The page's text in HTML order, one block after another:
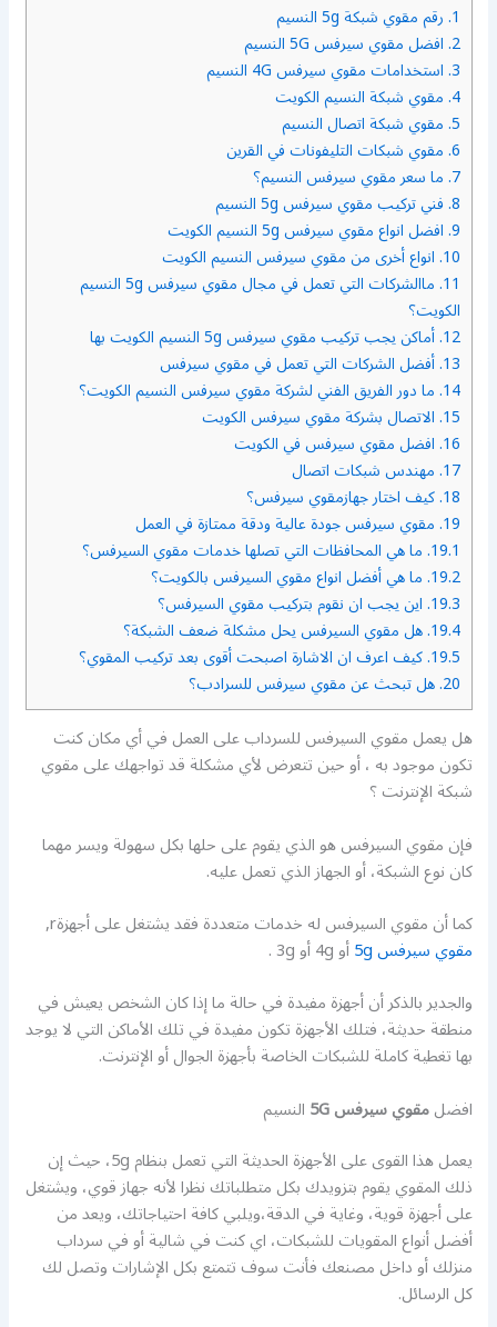
1. رقم مقوي شبكة 5g النسيم
2. افضل مقوي سيرفس 5G النسيم
3. استخدامات مقوي سيرفس 4G النسيم
4. مقوي شبكة النسيم الكويت
5. مقوي شبكة اتصال النسيم
6. مقوي شبكات التليفونات في القرين
7. ما سعر مقوي سيرفس النسيم؟
8. فني تركيب مقوي سيرفس 5g النسيم
9. افضل انواع مقوي سيرفس 5g النسيم الكويت
10. انواع أخرى من مقوي سيرفس النسيم الكويت
11.
ماالشركات التي تعمل في مجال مقوي سيرفس 5g النسيم
الكويت؟
12. أماكن يجب تركيب مقوي سيرفس 5g النسيم الكويت بها
13. أفضل الشركات التي تعمل في مقوي سيرفس
14. ما دور الفريق الفني لشركة مقوي سيرفس النسيم الكويت؟
15. الاتصال بشركة مقوي سيرفس الكويت
16. افضل مقوي سيرفس في الكويت
17. مهندس شبكات اتصال
18. كيف اختار جهازمقوي سيرفس؟
19. مقوي سيرفس جودة عالية ودقة ممتازة في العمل
19.1. ما هي المحافظات التي تصلها خدمات مقوي السيرفس؟
19.2. ما هي أفضل انواع مقوي السيرفس بالكويت؟
19.3. اين يجب ان نقوم بتركيب مقوي السيرفس؟
19.4. هل مقوي السيرفس يحل مشكلة ضعف الشبكة؟
19.5. كيف اعرف ان الاشارة اصبحت أقوى بعد تركيب المقوي؟
20. هل تبحث عن مقوي سيرفس للسرادب؟
هل يعمل مقوي السيرفس للسرداب على العمل في أي مكان كنت
تكون موجود به ، أو حين تتعرض لأي مشكلة قد تواجهك على مقوي
شبكة الإنترنت ؟
فإن مقوي السيرفس هو الذي يقوم على حلها بكل سهولة ويسر مهما
كان نوع الشبكة، أو الجهاز الذي تعمل عليه.
كما أن مقوي السيرفس له خدمات متعددة فقد يشتغل على أجهزةr,
مقوي سيرفس 5g
أو 4g أو 3g .
والجدير بالذكر أن أجهزة مفيدة في حالة ما إذا كان الشخص يعيش في
منطقة حديثة، فتلك الأجهزة تكون مفيدة في تلك الأماكن التي لا يوجد
بها تغطية كاملة للشبكات الخاصة بأجهزة الجوال أو الإنترنت.
افضلمقوي سيرفس 5G
النسيم
يعمل هذا القوى على الأجهزة الحديثة التي تعمل بنظام 5g، حيث إن
ذلك المقوي يقوم بتزويدك بكل متطلباتك نظرا لأنه جهاز قوي، ويشتغل
على أجهزة قوية، وغاية في الدقة،ويلبي كافة احتياجاتك، ويعد من
أفضل أنواع المقويات للشبكات، اي كنت في شالية أو في سرداب
منزلك أو داخل مصنعك فأنت سوف تتمتع بكل الإشارات وتصل لك
كل الرسائل.